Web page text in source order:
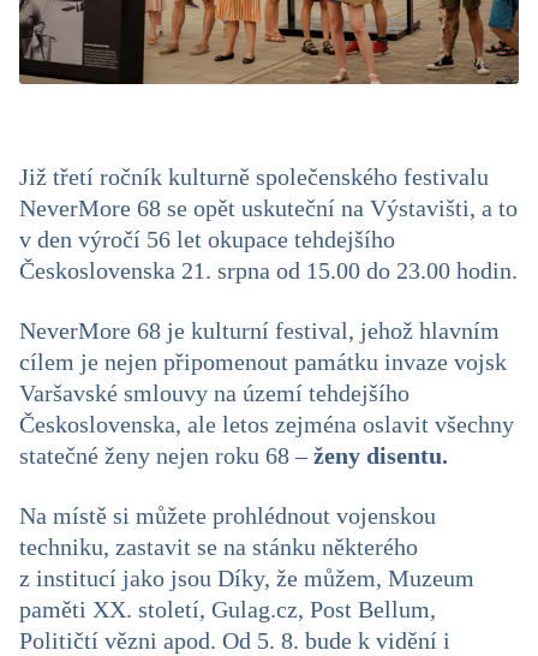
Již třetí ročník kulturně společenského festivalu
NeverMore 68 se opět uskuteční na Výstavišti, a to
v den výročí 56 let okupace tehdejšího
Československa 21. srpna od 15.00 do 23.00 hodin.
NeverMore 68 je kulturní festival, jehož hlavním
cílem je nejen připomenout památku invaze vojsk
Varšavské smlouvy na území tehdejšího
Československa, ale letos zejména oslavit všechny
statečné ženy nejen roku 68 –ženy disentu.
Na místě si můžete prohlédnout vojenskou
techniku, zastavit se na stánku některého
z institucí jako jsou Díky, že můžem, Muzeum
paměti XX. století, Gulag.cz, Post Bellum,
Političtí vězni apod. Od 5. 8. bude k vidění i